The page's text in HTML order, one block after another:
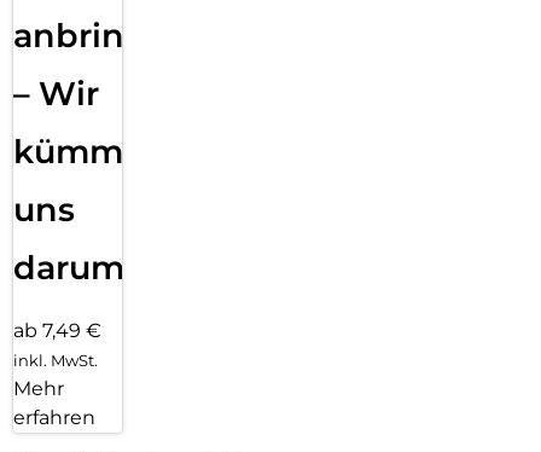
anbringen
– Wir
kümmern
uns
darum!
ab 7,49 €
inkl. MwSt.
Mehr
erfahren